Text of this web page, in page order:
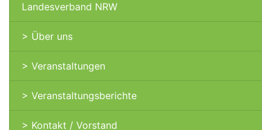
Landesverband NRW
> Über uns
> Veranstaltungen
> Veranstaltungsberichte
> Kontakt / Vorstand